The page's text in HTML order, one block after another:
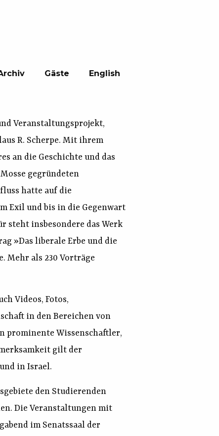
Gäste English
Veranstaltungsprojekt,
R. Scherpe. Mit ihrem
an die Geschichte und das
gegründeten
hatte auf die
Exil und bis in die Gegenwart
steht insbesondere das Werk
»Das liberale Erbe und die
Mehr als 230 Vorträge
Videos, Fotos,
in den Bereichen von
prominente Wissenschaftler,
gilt der
in Israel.
den Studierenden
Die Veranstaltungen mit
im Senatssaal der